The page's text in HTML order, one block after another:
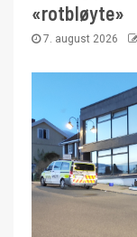
«rotbløyte»
7. august 2026